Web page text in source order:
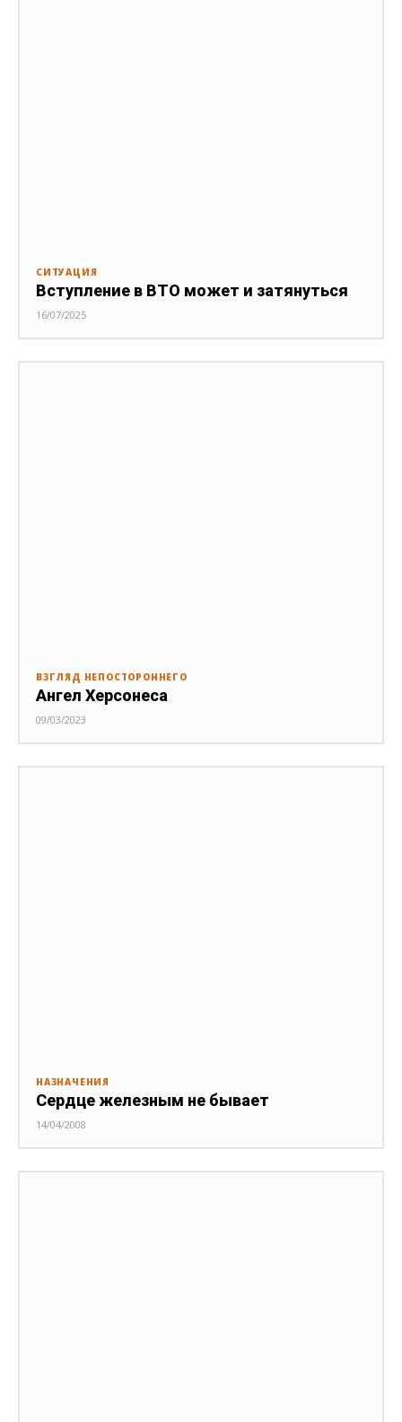
СИТУАЦИЯ
Вступление в ВТО может и затянуться
16/07/2025
ВЗГЛЯД НЕПОСТОРОННЕГО
Ангел Херсонеса
09/03/2023
НАЗНАЧЕНИЯ
Сердце железным не бывает
14/04/2008